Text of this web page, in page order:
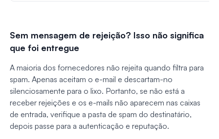
Sem mensagem de rejeição? Isso não significa
que foi entregue
A maioria dos fornecedores não rejeita quando filtra para
spam. Apenas aceitam o e-mail e descartam-no
silenciosamente para o lixo. Portanto, se não está a
receber rejeições e os e-mails não aparecem nas caixas
de entrada, verifique a pasta de spam do destinatário,
depois passe para a autenticação e reputação.